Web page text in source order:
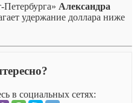
Петербурга» Александра
удержание доллара ниже
в социальных сетях: